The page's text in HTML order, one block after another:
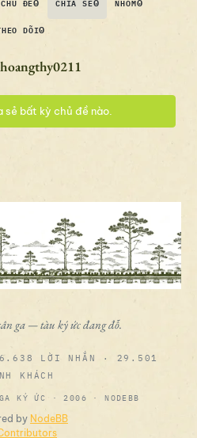
DÕI0
sẻ bất kỳ chủ đề nào.
ga — tàu ký ức đang đỗ.
LỜI NHẮN · 29.501
KHÁCH
KÝ ỨC · 2006 · NODEBB
by NodeBB